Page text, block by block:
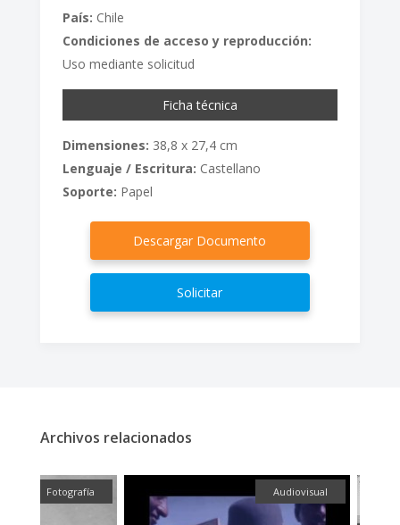
País: Chile
Condiciones de acceso y reproducción:
Uso mediante solicitud
Ficha técnica
Dimensiones: 38,8 x 27,4 cm
Lenguaje / Escritura: Castellano
Soporte: Papel
Descargar Documento
Solicitar
Archivos relacionados